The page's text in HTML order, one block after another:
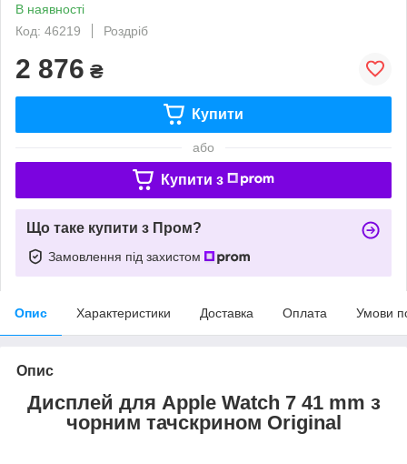
В наявності
Код: 46219
Роздріб
2 876 ₴
Купити
або
Купити з
Що таке купити з Пром?
Замовлення під захистом
Опис Характеристики Доставка Оплата Умови
Опис
Дисплей для Apple Watch 7 41 mm з
чорним тачскрином Original